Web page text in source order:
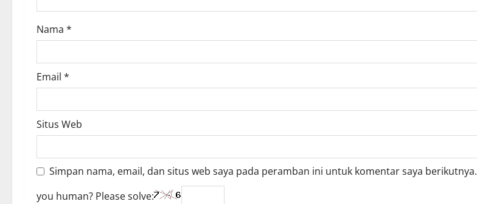
Nama *
Email *
Situs Web
Simpan nama, email, dan situs web saya pada peramban ini untuk komentar saya berikutnya.
you human? Please solve: